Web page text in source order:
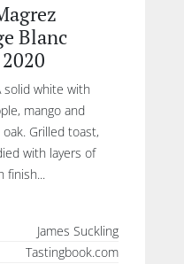
Blanc
solid white with
mango and
Grilled toast,
with layers of
finish...
James Suckling
Tastingbook.com